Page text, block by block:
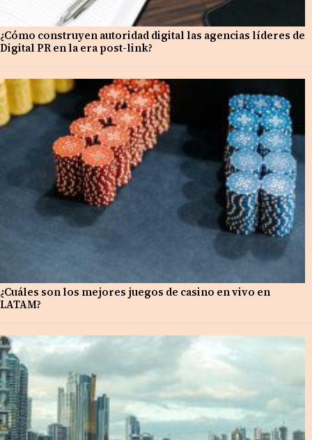
¿Cómo construyen autoridad digital las agencias líderes de
Digital PR en la era post-link?
¿Cuáles son los mejores juegos de casino en vivo en
LATAM?